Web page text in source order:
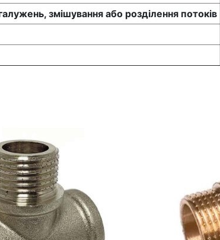
змішування або розділення потоків